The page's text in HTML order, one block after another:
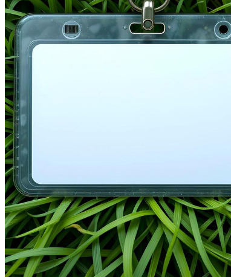
Images Éditoriales
Événements Éditoriaux